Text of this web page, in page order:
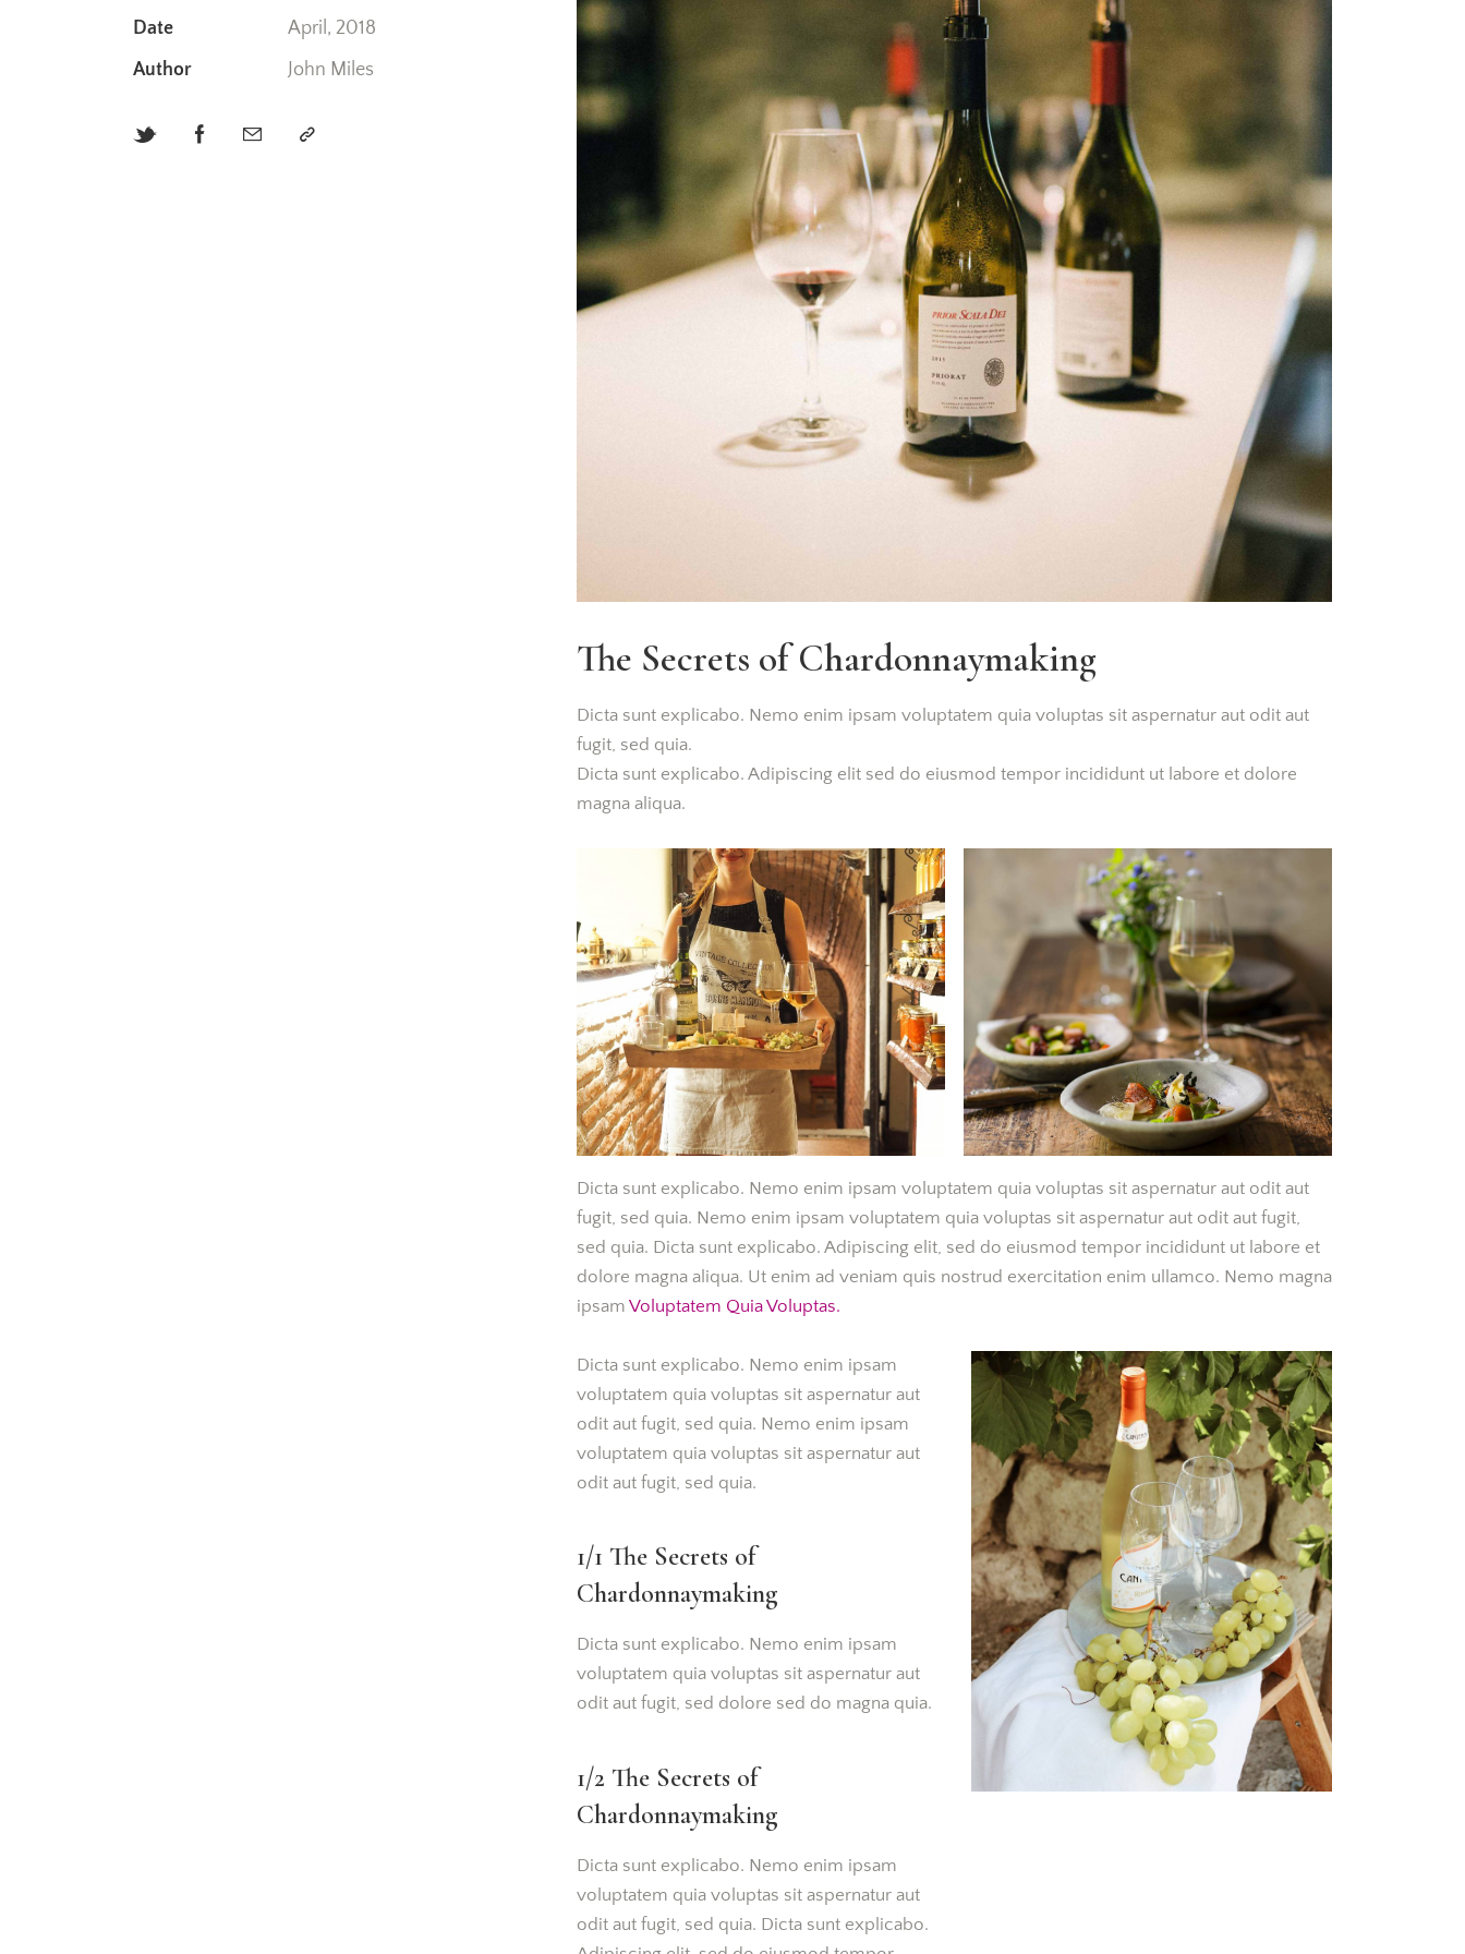
Date
April, 2018
Author
John Miles
The Secrets of Chardonnaymaking
Dicta sunt explicabo. Nemo enim ipsam voluptatem quia voluptas sit aspernatur aut odit aut
fugit, sed quia.
Dicta sunt explicabo. Adipiscing elit sed do eiusmod tempor incididunt ut labore et dolore
magna aliqua.
Dicta sunt explicabo. Nemo enim ipsam voluptatem quia voluptas sit aspernatur aut odit aut
fugit, sed quia. Nemo enim ipsam voluptatem quia voluptas sit aspernatur aut odit aut fugit,
sed quia. Dicta sunt explicabo. Adipiscing elit, sed do eiusmod tempor incididunt ut labore et
dolore magna aliqua. Ut enim ad veniam quis nostrud exercitation enim ullamco. Nemo magna
ipsam Voluptatem Quia Voluptas.
Dicta sunt explicabo. Nemo enim ipsam
voluptatem quia voluptas sit aspernatur aut
odit aut fugit, sed quia. Nemo enim ipsam
voluptatem quia voluptas sit aspernatur aut
odit aut fugit, sed quia.
1/1 The Secrets of
Chardonnaymaking
Dicta sunt explicabo. Nemo enim ipsam
voluptatem quia voluptas sit aspernatur aut
odit aut fugit, sed dolore sed do magna quia.
1/2 The Secrets of
Chardonnaymaking
Dicta sunt explicabo. Nemo enim ipsam
voluptatem quia voluptas sit aspernatur aut
odit aut fugit, sed quia. Dicta sunt explicabo.